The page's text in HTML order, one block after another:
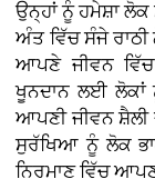
ਉਨ੍ਹਾਂ ਨੂੰ ਹਮੇਸ਼ਾ ਲੋਕ
ਅੰਤ ਵਿੱਚ ਸੰਜੇ ਰਾਠੀ
ਆਪਣੇ ਜੀਵਨ
ਖੂਨਦਾਨ ਲਈ ਲੋਕਾਂ
ਆਪਣੀ ਜੀਵਨ ਸ਼ੈਲੀ
ਸੁਰੱਖਿਆ ਨੂੰ ਲੋਕ
ਨਿਰਮਾਣ ਵਿੱਚ